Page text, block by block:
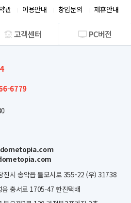
관 이용안내 창업문의 제휴안내
회사소개
고객센터 PC버전
6779
진시 송악읍 틀모시로 355-22 (우) 31738
읍 충서로 1705-47 한진택배